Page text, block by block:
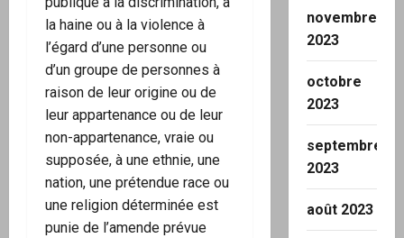
la haine ou à la violence à
l’égard d’une personne ou
d’un groupe de personnes à
raison de leur origine ou de
leur appartenance ou de leur
non-appartenance, vraie ou
supposée, à une ethnie, une
nation, une prétendue race ou
une religion déterminée est
punie de l’amende prévue
novembre
2023
octobre
2023
septembre
2023
août 2023